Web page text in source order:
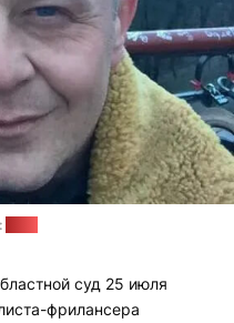
суд 25 июля
фрилансера